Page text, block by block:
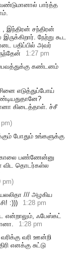
பார்த்த
இந்திரன் சந்திரன்
நேற்று கூட
பதிப்பில் அவர்
1:27 pm
கண்டனம்
எடுத்துப்போய்
கிடைத்தாள். ச்சீ
போதும் உங்களுக்கு
கொலை பண்ணேன்னு
விட தொடர்கள்ல
pm)
/// அழகிய
:)))
1:28 pm
என்றாலும், ஃபேஸ்கட்
1:28 pm
வரி ஊன்றி
எனக்கு சுட்டு